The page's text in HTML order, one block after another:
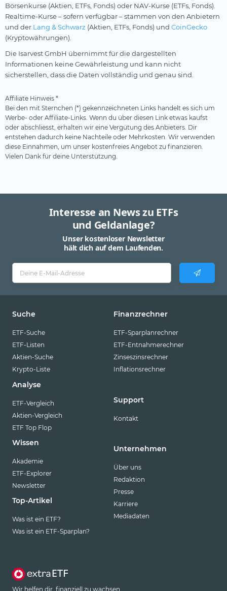
Börsenkurse (Aktien, ETFs, Fonds) oder NAV-Kurse (ETFs, Fonds).
Realtime-Kurse – sofern verfügbar – stammen von den Anbietern
und der Lang & Schwarz (Aktien, ETFs, Fonds) und CoinGecko
(Kryptowährungen).
Die Isarvest GmbH übernimmt für die dargestellten
Informationen keine Gewährleistung und kann nicht
sicherstellen, dass die Daten vollständig und genau sind.
Affiliate Hinweis *
Bei den mit Sternchen (*) gekennzeichneten Links handelt es sich um
Werbe- oder Affiliate-Links. Wenn du über diesen Link etwas kaufst
oder abschliesst, erhalten wir eine Vergütung des Anbieters. Dir
entstehen dadurch keine Nachteile oder Mehrkosten. Wir verwenden
diese Einnahmen, um unser kostenfreies Angebot zu finanzieren.
Vielen Dank für deine Unterstützung.
Interesse an News zu ETFs
und Geldanlage?
Unser kostenloser Newsletter
hält dich auf dem Laufenden.
Suche
ETF-Suche
ETF-Listen
Aktien-Suche
Krypto-Liste
Analyse
ETF-Vergleich
Aktien-Vergleich
ETF Top Flop
Wissen
Akademie
ETF-Explorer
Newsletter
Top-Artikel
Was ist ein ETF?
Was ist ein ETF-Sparplan?
Finanzrechner
ETF-Sparplanrechner
ETF-Entnahmerechner
Zinseszinsrechner
Inflationsrechner
Support
Kontakt
Unternehmen
Über uns
Redaktion
Presse
Karriere
Mediadaten
Wir helfen dir, finanziell zu wachsen.